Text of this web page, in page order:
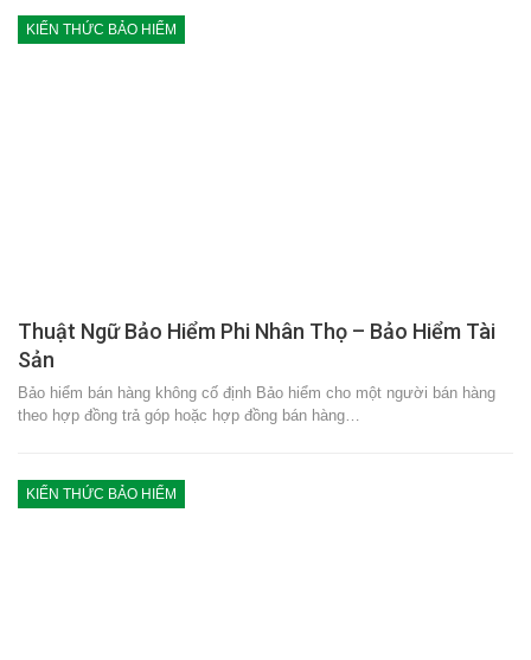
KIẾN THỨC BẢO HIỂM
Thuật Ngữ Bảo Hiểm Phi Nhân Thọ – Bảo Hiểm Tài
Sản
Bảo hiểm bán hàng không cố định Bảo hiểm cho một người bán hàng
theo hợp đồng trả góp hoặc hợp đồng bán hàng…
KIẾN THỨC BẢO HIỂM